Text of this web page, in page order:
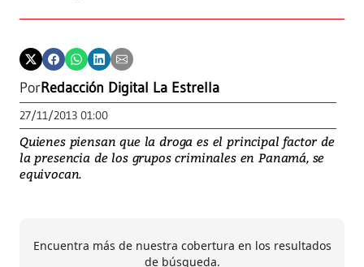
PorRedacción Digital La Estrella
27/11/2013 01:00
Quienes piensan que la droga es el principal factor de
la presencia de los grupos criminales en Panamá, se
equivocan.
Encuentra más de nuestra cobertura en los resultados
de búsqueda.